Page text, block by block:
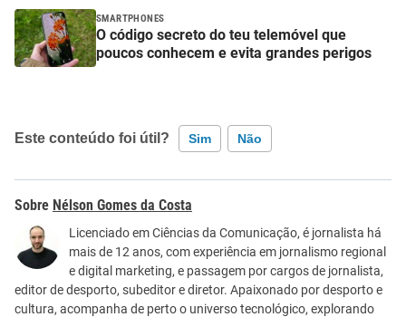
SMARTPHONES
O código secreto do teu telemóvel que
poucos conhecem e evita grandes perigos
Este conteúdo foi útil? Sim Não
Este conteúdo não tem a informação que procuro
Outro
Nélson Gomes da Costa
Licenciado em Ciências da Comunicação, é jornalista há
mais de 12 anos, com experiência em jornalismo regional
e digital marketing, e passagem por cargos de jornalista,
editor de desporto, subeditor e diretor. Apaixonado por desporto e
cultura, acompanha de perto o universo tecnológico, explorando